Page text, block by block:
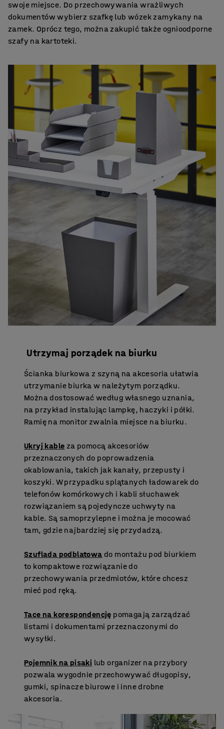
swoje miejsce. Do przechowywania wrażliwych
dokumentów wybierz szafkę lub wózek zamykany na
zamek. Oprócz tego, można zakupić także ognioodporne
szafy na kartoteki.
Utrzymaj porządek na biurku
Ścianka biurkowa z szyną na akcesoria ułatwia
utrzymanie biurka w należytym porządku.
Można dostosować według własnego uznania,
na przykład instalując lampkę, haczyki i półki.
Ramię na monitor zwalnia miejsce na biurku.
Ukryj kable za pomocą akcesoriów
przeznaczonych do poprowadzenia
okablowania, takich jak kanały, przepusty i
koszyki. W przypadku splątanych ładowarek do
telefonów komórkowych i kabli słuchawek
rozwiązaniem są pojedyncze uchwyty na
kable. Są samoprzylepne i można je mocować
tam, gdzie najbardziej się przydadzą.
Szuflada podblatowa do montażu pod biurkiem
to kompaktowe rozwiązanie do
przechowywania przedmiotów, które chcesz
mieć pod ręką.
Tace na korespondencję pomagają zarządzać
listami i dokumentami przeznaczonymi do
wysyłki.
Pojemnik na pisaki lub organizer na przybory
pozwala wygodnie przechowywać długopisy,
gumki, spinacze biurowe i inne drobne
akcesoria.